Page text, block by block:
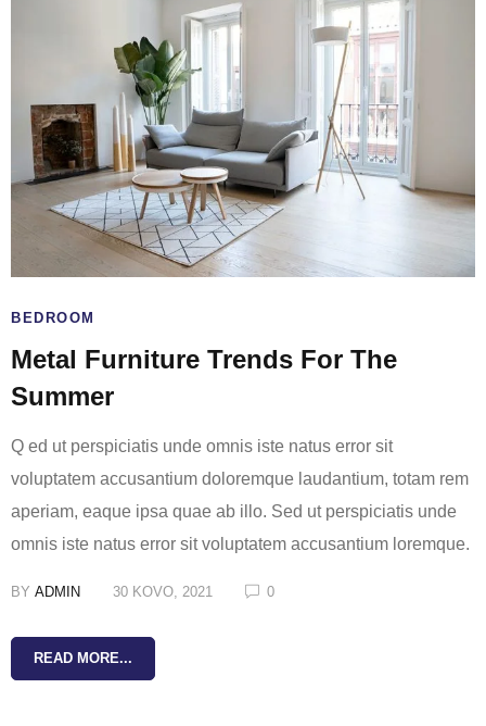
BEDROOM
Metal Furniture Trends For The
Summer
Q ed ut perspiciatis unde omnis iste natus error sit
voluptatem accusantium doloremque laudantium, totam rem
aperiam, eaque ipsa quae ab illo. Sed ut perspiciatis unde
omnis iste natus error sit voluptatem accusantium loremque.
BY ADMIN 30 KOVO, 2021 0
READ MORE...